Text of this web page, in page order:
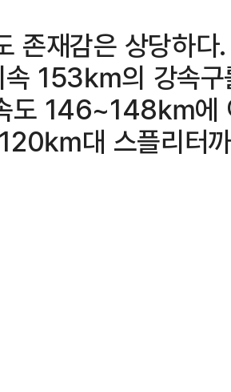
존재감은 상당하
속 153㎞의 강속구
도 146~148㎞에
㎞대 스플리터